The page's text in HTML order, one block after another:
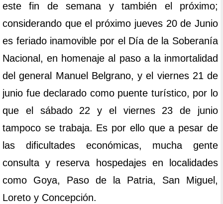
este fin de semana y también el próximo;
considerando que el próximo jueves 20 de Junio
es feriado inamovible por el Día de la Soberanía
Nacional, en homenaje al paso a la inmortalidad
del general Manuel Belgrano, y el viernes 21 de
junio fue declarado como puente turístico, por lo
que el sábado 22 y el viernes 23 de junio
tampoco se trabaja. Es por ello que a pesar de
las dificultades económicas, mucha gente
consulta y reserva hospedajes en localidades
como Goya, Paso de la Patria, San Miguel,
Loreto y Concepción.